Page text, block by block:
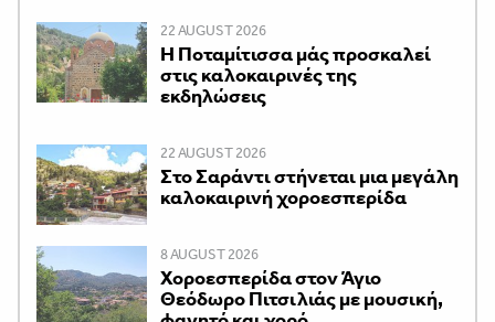
22 AUGUST 2026
Η Ποταμίτισσα μάς προσκαλεί
στις καλοκαιρινές της
εκδηλώσεις
22 AUGUST 2026
Στο Σαράντι στήνεται μια μεγάλη
καλοκαιρινή χοροεσπερίδα
8 AUGUST 2026
Χοροεσπερίδα στον Άγιο
Θεόδωρο Πιτσιλιάς με μουσική,